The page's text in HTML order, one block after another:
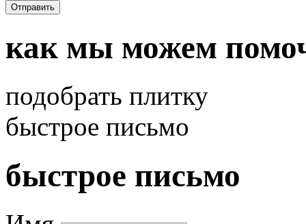
Отправить
как мы можем
подобрать плитку
быстрое письмо
быстрое письмо